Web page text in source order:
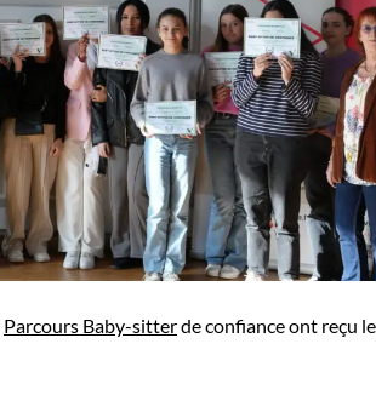
Parcours Baby-sitterde confiance ont reçu